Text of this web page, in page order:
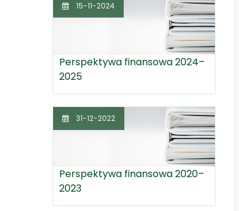
15-11-2024
Perspektywa finansowa 2024–
2025
31-12-2022
Perspektywa finansowa 2020–
2023